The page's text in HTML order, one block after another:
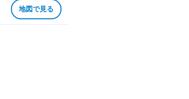
地図で見る